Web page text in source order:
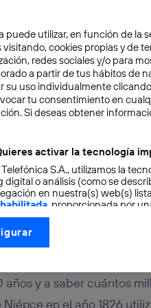
13 min
los
y a saber cuántos
en el año 1826
puede utilizar, en función de la
visitando, cookies propias y de
redes sociales y/o para
a partir de tus hábitos de
su uso individualmente
tu consentimiento en
Si deseas obtener
activar la tecnología
S.A., utilizamos la
digital o análisis (como se
en nuestra(s) web(s)
, proporcionada por
consentimiento en cada página
Utiq está diseñada con la
tu dirección IP y otra
la conexión que utilizas (p. ej.,